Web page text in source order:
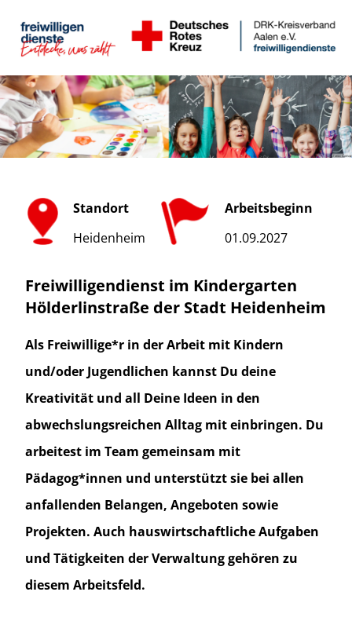
Standort
Heidenheim
Arbeitsbeginn
01.09.2027
Freiwilligendienst im Kindergarten
Hölderlinstraße der Stadt Heidenheim
Als Freiwillige*r in der Arbeit mit Kindern
und/oder Jugendlichen kannst Du deine
Kreativität und all Deine Ideen in den
abwechslungsreichen Alltag mit einbringen. Du
arbeitest im Team gemeinsam mit
Pädagog*innen und unterstützt sie bei allen
anfallenden Belangen, Angeboten sowie
Projekten. Auch hauswirtschaftliche Aufgaben
und Tätigkeiten der Verwaltung gehören zu
diesem Arbeitsfeld.